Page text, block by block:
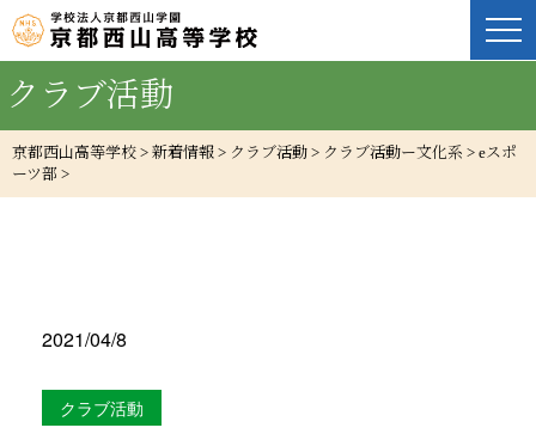
クラブ活動
京都西山高等学校 > 新着情報 > クラブ活動 > クラブ活動ー文化系 > eスポ
ーツ部 >
2021/04/8
クラブ活動